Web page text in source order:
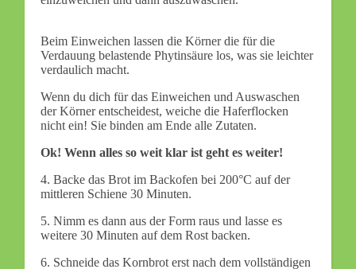
Beim Einweichen lassen die Körner die für die
Verdauung belastende Phytinsäure los, was sie leichter
verdaulich macht.
Wenn du dich für das Einweichen und Auswaschen
der Körner entscheidest, weiche die Haferflocken
nicht ein! Sie binden am Ende alle Zutaten.
Ok! Wenn alles so weit klar ist geht es weiter!
4. Backe das Brot im Backofen bei 200°C auf der
mittleren Schiene 30 Minuten.
5. Nimm es dann aus der Form raus und lasse es
weitere 30 Minuten auf dem Rost backen.
6. Schneide das Kornbrot erst nach dem vollständigen